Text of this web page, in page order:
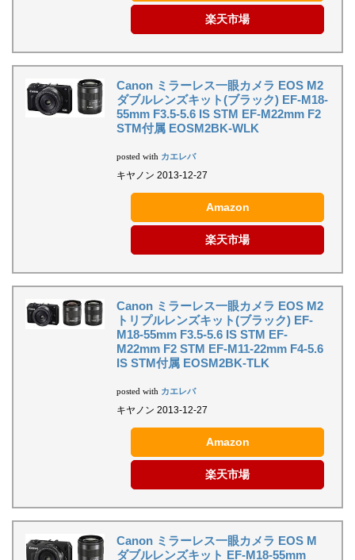
楽天市場
Canon ミラーレス一眼カメラ EOS M2
ダブルレンズキット(ブラック) EF-M18-
55mm F3.5-5.6 IS STM EF-M22mm F2
STM付属 EOSM2BK-WLK
posted with カエレバ
キヤノン 2013-12-27
Amazon
楽天市場
Canon ミラーレス一眼カメラ EOS M2
トリプルレンズキット(ブラック) EF-
M18-55mm F3.5-5.6 IS STM EF-
M22mm F2 STM EF-M11-22mm F4-5.6
IS STM付属 EOSM2BK-TLK
posted with カエレバ
キヤノン 2013-12-27
Amazon
楽天市場
Canon ミラーレス一眼カメラ EOS M
ダブルレンズキット EF-M18-55mm